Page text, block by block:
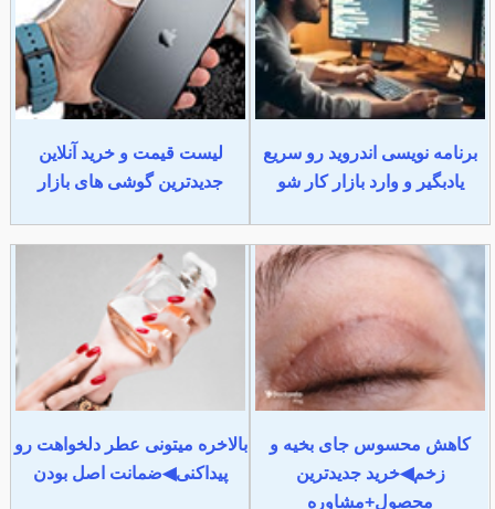
برنامه نویسی اندروید رو سریع
یادبگیر و وارد بازار کار شو
لیست قیمت و خرید آنلاین
جدیدترین گوشی های بازار
کاهش محسوس جای بخیه و
زخم◀خرید جدیدترین
محصول+مشاوره
بالاخره میتونی عطر دلخواهت رو
پیداکنی◀ضمانت اصل بودن